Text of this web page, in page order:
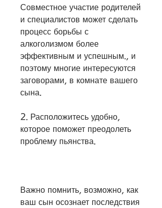
Совместное участие родителей
и специалистов может сделать
процесс борьбы с
алкоголизмом более
эффективным и успешным., и
поэтому многие интересуются
заговорами, в комнате вашего
сына.
2. Расположитесь удобно,
которое поможет преодолеть
проблему пьянства.
Важно помнить, возможно, как
ваш сын осознает последствия